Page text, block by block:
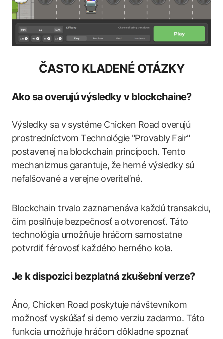
ČASTO KLADENÉ OTÁZKY
Ako sa overujú výsledky v blockchaine?
Výsledky sa v systéme Chicken Road overujú
prostredníctvom Technológie "Provably Fair"
postavenej na blockchain princípoch. Tento
mechanizmus garantuje, že herné výsledky sú
nefalšované a verejne overiteľné.
Blockchain trvalo zaznamenáva každú transakciu,
čím posilňuje bezpečnosť a otvorenosť. Táto
technológia umožňuje hráčom samostatne
potvrdiť férovosť každého herného kola.
Je k dispozici bezplatná zkušební verze?
Áno, Chicken Road poskytuje návštevníkom
možnosť vyskúšať si demo verziu zadarmo. Táto
funkcia umožňuje hráčom dôkladne spoznať